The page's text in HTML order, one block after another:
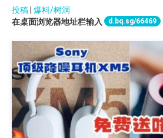
投稿 爆料/树洞
在桌面浏览器地址栏输入
d.bq.sg/66469